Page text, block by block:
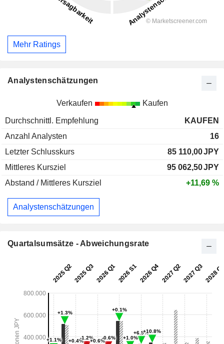
Mehr Ratings
Analystenschätzungen
Verkaufen Kaufen
Durchschnittl. Empfehlung
KAUFEN
Anzahl Analysten
16
Letzter Schlusskurs
85 110,00JPY
Mittleres Kursziel
95 062,50JPY
Abstand / Mittleres Kursziel
+11,69 %
Analystenschätzungen
Quartalsumsätze - Abweichungsrate